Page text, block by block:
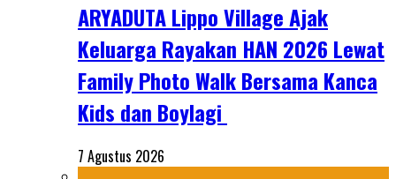
ARYADUTA Lippo Village Ajak
Keluarga Rayakan HAN 2026 Lewat
Family Photo Walk Bersama Kanca
Kids dan Boylagi
7 Agustus 2026